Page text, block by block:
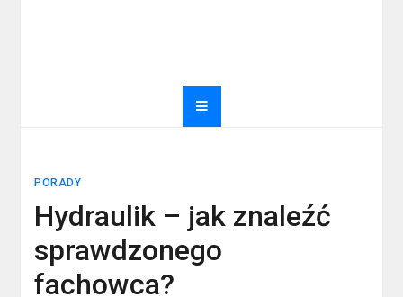
PORADY
Hydraulik – jak znaleźć
sprawdzonego
fachowca?